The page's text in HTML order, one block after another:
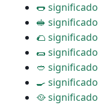
🌭 significado
🥪 significado
🌮 significado
🌯 significado
🥙 significado
🍳 significado
🥘 significado